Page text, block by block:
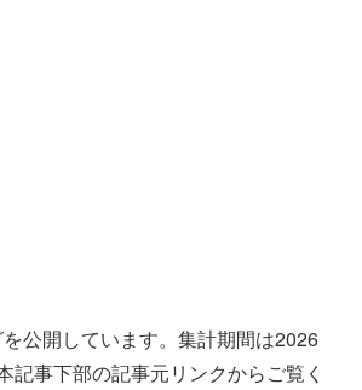
公開しています。集計期間は2026
事下部の記事元リンクからご覧く